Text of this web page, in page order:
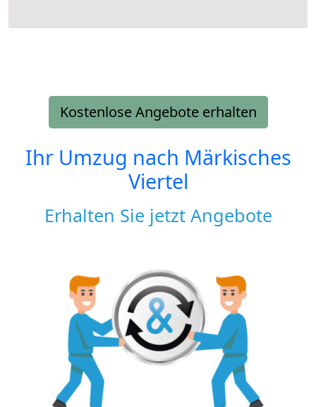
Kostenlose Angebote erhalten
Ihr Umzug nach Märkisches
Viertel
Erhalten Sie jetzt Angebote